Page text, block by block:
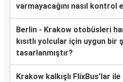
varmayacağını nasıl kontrol
Berlin - Krakow otobüsleri
kısıtlı yolcular için uygun bir
tasarlanmıştır?
Krakow kalkışlı FlixBus’lar